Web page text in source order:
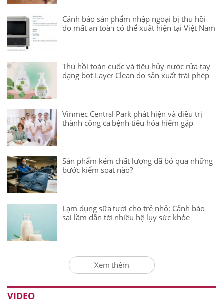
Cảnh báo sản phẩm nhập ngoại bị thu hồi
do mất an toàn có thể xuất hiện tại Việt Nam
Thu hồi toàn quốc và tiêu hủy nước rửa tay
dạng bọt Layer Clean do sản xuất trái phép
Vinmec Central Park phát hiện và điều trị
thành công ca bệnh tiêu hóa hiếm gặp
Sản phẩm kém chất lượng đã bỏ qua những
bước kiểm soát nào?
Lạm dụng sữa tươi cho trẻ nhỏ: Cảnh báo
sai lầm dẫn tới nhiều hệ lụy sức khỏe
Xem thêm
VIDEO